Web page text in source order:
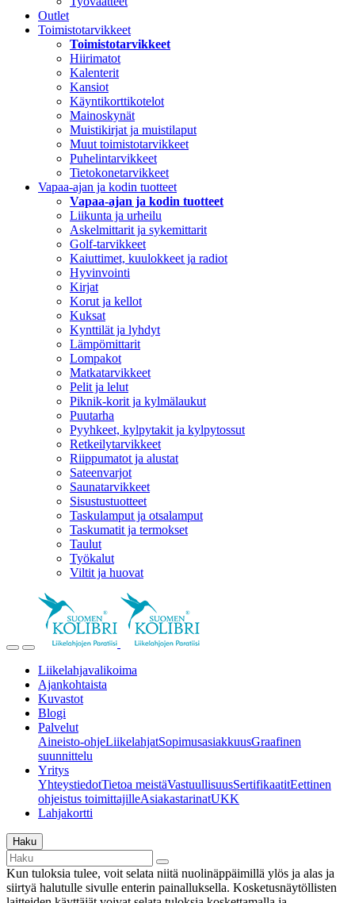
Outlet
Toimistotarvikkeet
Toimistotarvikkeet
Hiirimatot
Kalenterit
Kansiot
Käyntikorttikotelot
Mainoskynät
Muistikirjat ja muistilaput
Muut toimistotarvikkeet
Puhelintarvikkeet
Tietokonetarvikkeet
Vapaa-ajan ja kodin tuotteet
Vapaa-ajan ja kodin tuotteet
Liikunta ja urheilu
Askelmittarit ja sykemittarit
Golf-tarvikkeet
Kaiuttimet, kuulokkeet ja radiot
Hyvinvointi
Kirjat
Korut ja kellot
Kuksat
Kynttilät ja lyhdyt
Lämpömittarit
Lompakot
Matkatarvikkeet
Pelit ja lelut
Piknik-korit ja kylmälaukut
Puutarha
Pyyhkeet, kylpytakit ja kylpytossut
Retkeilytarvikkeet
Riippumatot ja alustat
Sateenvarjot
Saunatarvikkeet
Sisustustuotteet
Taskulamput ja otsalamput
Taskumatit ja termokset
Taulut
Työkalut
Viltit ja huovat
Liikelahjavalikoima
Ajankohtaista
Kuvastot
Blogi
Palvelut
Aineisto-ohjeLiikelahjatSopimusasiakkuusGraafinen
suunnittelu
Yritys
YhteystiedotTietoa meistäVastuullisuusSertifikaatitEettinen
ohjeistus toimittajilleAsiakastarinatUKK
Lahjakortti
Haku
Kun tuloksia tulee, voit selata niitä nuolinäppäimillä ylös ja alas ja
siirtyä halutulle sivulle enterin painalluksella. Kosketusnäytöllisten